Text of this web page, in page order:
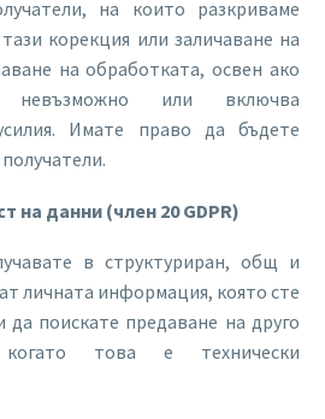
на които разкриваме
корекция или заличаване на
на обработката, освен ако
или включва
Имате право да бъдете
на данни (член 20 GDPR)
в структуриран, общ и
личната информация, която сте
да поискате предаване на друго
това е технически